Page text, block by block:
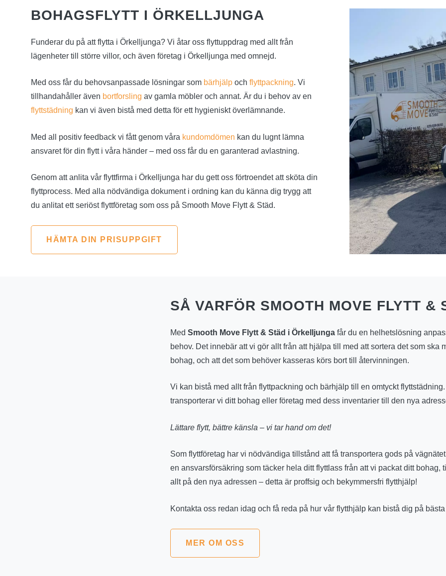
BOHAGSFLYTT I ÖRKELLJUNGA
Funderar du på att flytta i Örkelljunga? Vi åtar oss flyttuppdrag med allt från
lägenheter till större villor, och även företag i Örkelljunga med omnejd.
Med oss får du behovsanpassade lösningar som bärhjälp och flyttpackning. Vi
tillhandahåller även bortforsling av gamla möbler och annat. Är du i behov av en
flyttstädning kan vi även bistå med detta för ett hygieniskt överlämnande.
Med all positiv feedback vi fått genom våra kundomdömen kan du lugnt lämna
ansvaret för din flytt i våra händer – med oss får du en garanterad avlastning.
Genom att anlita vår flyttfirma i Örkelljunga har du gett oss förtroendet att sköta din
flyttprocess. Med alla nödvändiga dokument i ordning kan du känna dig trygg att
du anlitat ett seriöst flyttföretag som oss på Smooth Move Flytt & Städ.
HÄMTA DIN PRISUPPGIFT
SÅ VARFÖR SMOOTH MOVE FLYTT &
Med Smooth Move Flytt & Städ i Örkelljunga får du en helhetslösning
behov. Det innebär att vi gör allt från att hjälpa till med att sortera det som ska
bohag, och att det som behöver kasseras körs bort till återvinningen.
Vi kan bistå med allt från flyttpackning och bärhjälp till en omtyckt
transporterar vi ditt bohag eller företag med dess inventarier till den nya
Lättare flytt, bättre känsla – vi tar hand om det!
Som flyttföretag har vi nödvändiga tillstånd att få transportera gods på
en ansvarsförsäkring som täcker hela ditt flyttlass från att vi packat ditt bohag,
allt på den nya adressen – detta är proffsig och bekymmersfri flytthjälp!
Kontakta oss redan idag och få reda på hur vår flytthjälp kan bistå dig på bästa
MER OM OSS